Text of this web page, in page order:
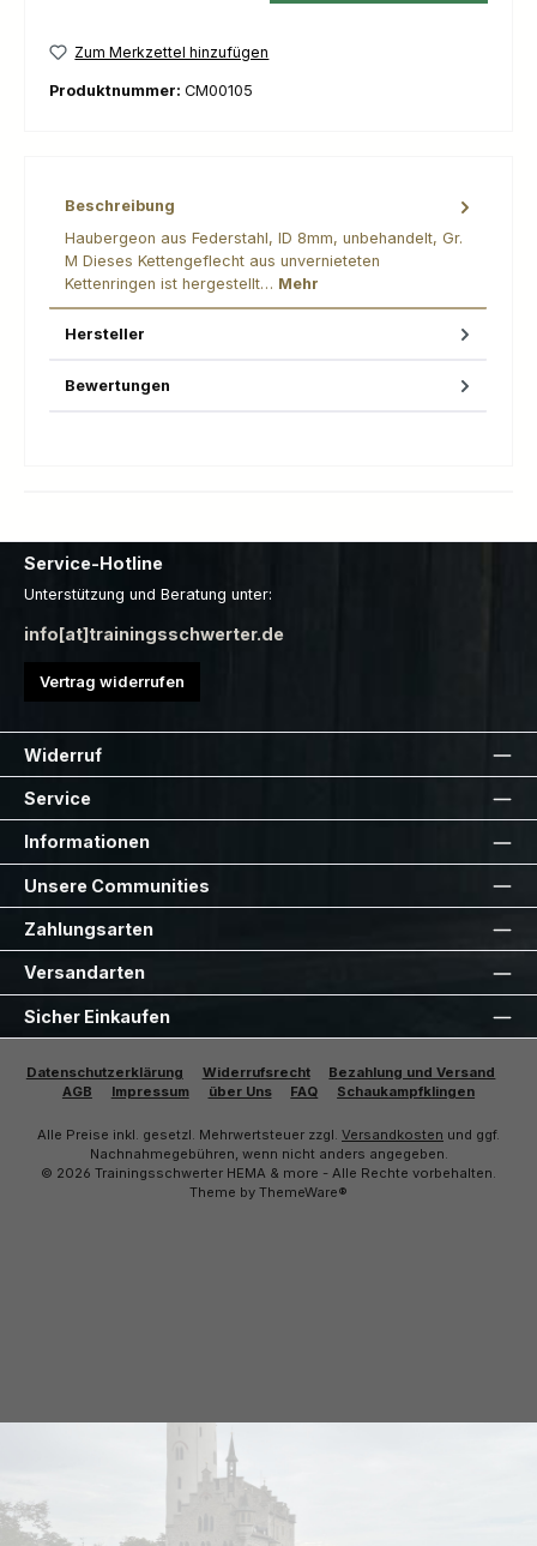
Zum Merkzettel hinzufügen
Produktnummer: CM00105
Beschreibung
Haubergeon aus Federstahl, ID 8mm, unbehandelt, Gr.
M Dieses Kettengeflecht aus unvernieteten
Kettenringen ist hergestellt… Mehr
Hersteller
Bewertungen
Service-Hotline
Unterstützung und Beratung unter:
info[at]trainingsschwerter.de
Vertrag widerrufen
Widerruf
Service
Informationen
Unsere Communities
Zahlungsarten
Versandarten
Sicher Einkaufen
Datenschutzerklärung Widerrufsrecht
Bezahlung und Versand
AGB
Impressum über Uns FAQ Schaukampfklingen
Alle Preise inkl. gesetzl. Mehrwertsteuer zzgl. Versandkosten und ggf.
Nachnahmegebühren, wenn nicht anders angegeben.
© 2026 Trainingsschwerter HEMA & more - Alle Rechte vorbehalten.
Theme by ThemeWare®